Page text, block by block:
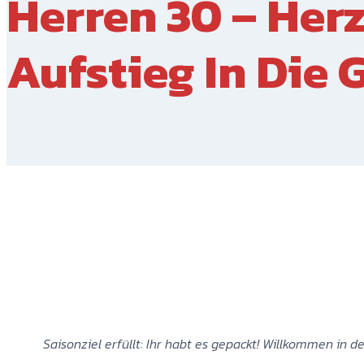
Herren 30 –
Aufstieg In Die
Saisonziel erfüllt: Ihr habt es gepackt! Willkommen in